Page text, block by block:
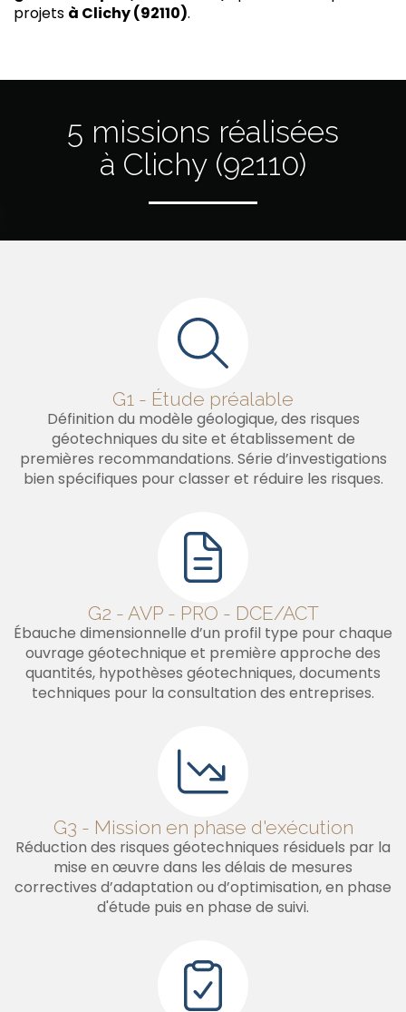
projets à Clichy (92110).
5 missions réalisées
à Clichy (92110)
G1 - Étude préalable
Définition du modèle géologique, des risques
géotechniques du site et établissement de
premières recommandations. Série d’investigations
bien spécifiques pour classer et réduire les risques.
G2 - AVP - PRO - DCE/ACT
Ébauche dimensionnelle d’un profil type pour chaque
ouvrage géotechnique et première approche des
quantités, hypothèses géotechniques, documents
techniques pour la consultation des entreprises.
G3 - Mission en phase d'exécution
Réduction des risques géotechniques résiduels par la
mise en œuvre dans les délais de mesures
correctives d’adaptation ou d’optimisation, en phase
d'étude puis en phase de suivi.